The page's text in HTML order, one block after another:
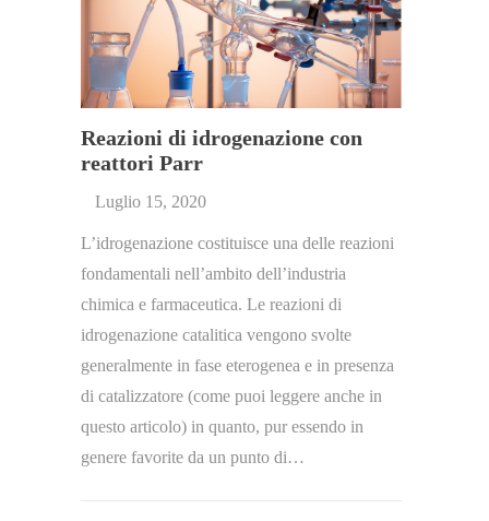
Reazioni di idrogenazione con
reattori Parr
Luglio 15, 2020
L’idrogenazione costituisce una delle reazioni
fondamentali nell’ambito dell’industria
chimica e farmaceutica. Le reazioni di
idrogenazione catalitica vengono svolte
generalmente in fase eterogenea e in presenza
di catalizzatore (come puoi leggere anche in
questo articolo) in quanto, pur essendo in
genere favorite da un punto di…